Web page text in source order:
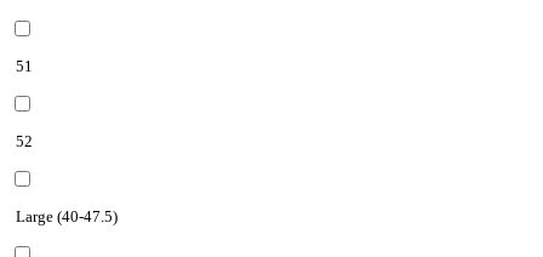
51
52
Large (40-47.5)